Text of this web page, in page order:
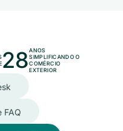
28ANOS
SIMPLIFICANDO O
COMÉRCIO
EXTERIOR
FAQ